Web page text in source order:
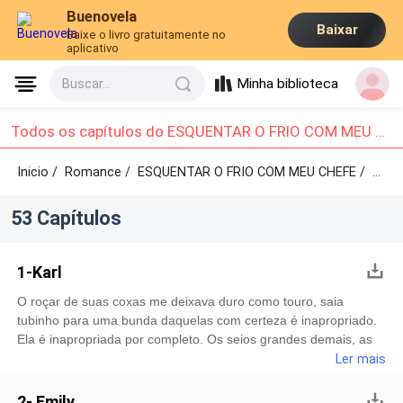
Buenovela
Baixe o livro gratuitamente no
aplicativo
Baixar
Buscar... Minha biblioteca
Todos os capítulos do ESQUENTAR O FRIO COM MEU CHEFE: Capítulo 1 - Capítulo 10
Inicio / Romance/ESQUENTAR O FRIO COM MEU CHEFE /
53 Capítulos
1-Karl
O roçar de suas coxas me deixava duro como touro, saia
tubinho para uma bunda daquelas com certeza é inapropriado.
Ela é inapropriada por completo. Os seios grandes demais, as
curvas e o fato dela ser loira me enlouquece no trabalho. Odeio
detalhe do seu ser. Hoje era a última do ano e seu cliente foi
Ler mais